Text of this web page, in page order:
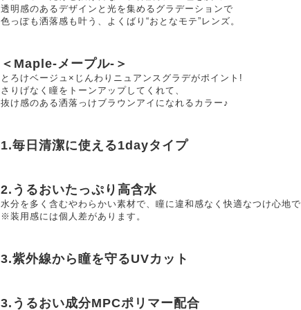
透明感のあるデザインと光を集めるグラデーションで
色っぽも洒落感も叶う、よくばり“おとなモテ”レンズ。
＜Maple-メープル-＞
とろけベージュ×じんわりニュアンスグラデがポイント!
さりげなく瞳をトーンアップしてくれて、
抜け感のある洒落っけブラウンアイになれるカラー♪
1.毎日清潔に使える1dayタイプ
2.うるおいたっぷり高含水
水分を多く含むやわらかい素材で、瞳に違和感なく快適なつけ心地
※装用感には個人差があります。
3.紫外線から瞳を守るUVカット
3.うるおい成分MPCポリマー配合